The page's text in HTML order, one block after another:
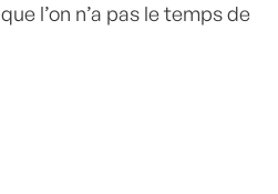
l’on n’a pas le temps de